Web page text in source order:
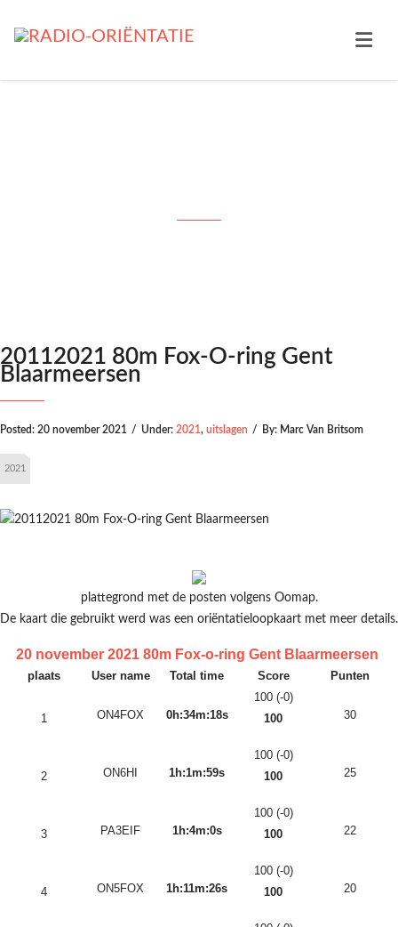
20112021 80m Fox-O-ring Gent
Blaarmeersen
Posted: 20 november 2021 / Under: 2021 , uitslagen / By: Marc Van Britsom
2021
plattegrond met de posten volgens Oomap.
De kaart die gebruikt werd was een oriëntatieloopkaart met meer details.
20 november 2021 80m Fox-o-ring Gent Blaarmeersen
plaats User name Total time Score Punten
ON4FOX 0h:34m:18s
100 (-0)
30
1 100
ON6HI 1h:1m:59s
100 (-0)
25
2 100
PA3EIF 1h:4m:0s
100 (-0)
22
3 100
ON5FOX 1h:11m:26s
100 (-0)
20
4 100